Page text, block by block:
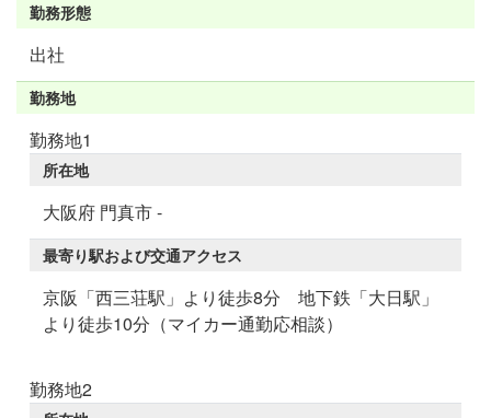
勤務形態
出社
勤務地
勤務地1
所在地
大阪府 門真市 -
最寄り駅および交通アクセス
京阪「西三荘駅」より徒歩8分 地下鉄「大日駅」
より徒歩10分（マイカー通勤応相談）
勤務地2